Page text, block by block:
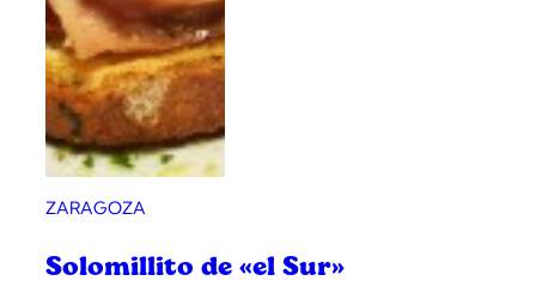
ZARAGOZA
Solomillito de «el Sur»